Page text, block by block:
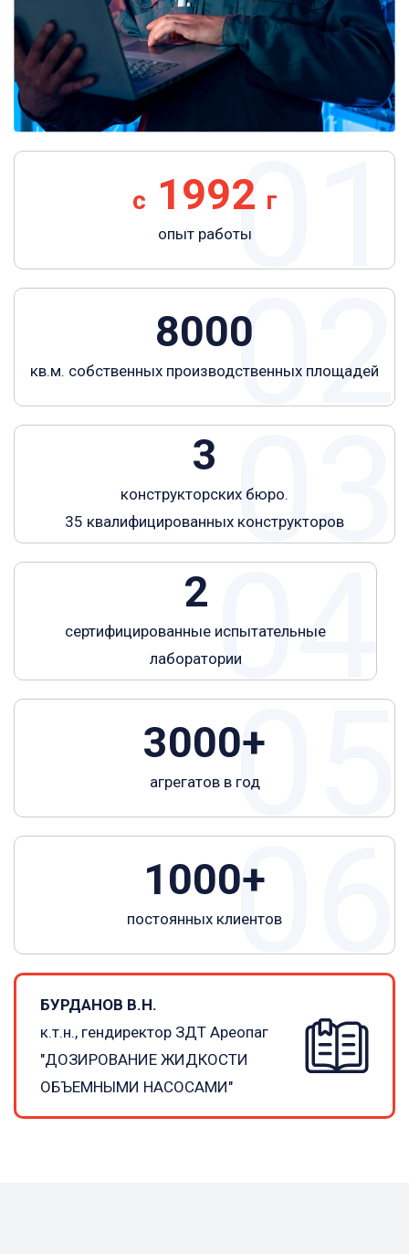
с 1992 г
опыт работы01
8000
кв.м. собственных производственных площадей
02
3
конструкторских бюро.
35 квалифицированных конструкторов
03
2
сертифицированные испытательные
лаборатории04
3000+
агрегатов в год05
1000+
постоянных клиентов06
БУРДАНОВ В.Н.
к.т.н., гендиректор ЗДТ Ареопаг
"ДОЗИРОВАНИЕ ЖИДКОСТИ
ОБЪЕМНЫМИ НАСОСАМИ"